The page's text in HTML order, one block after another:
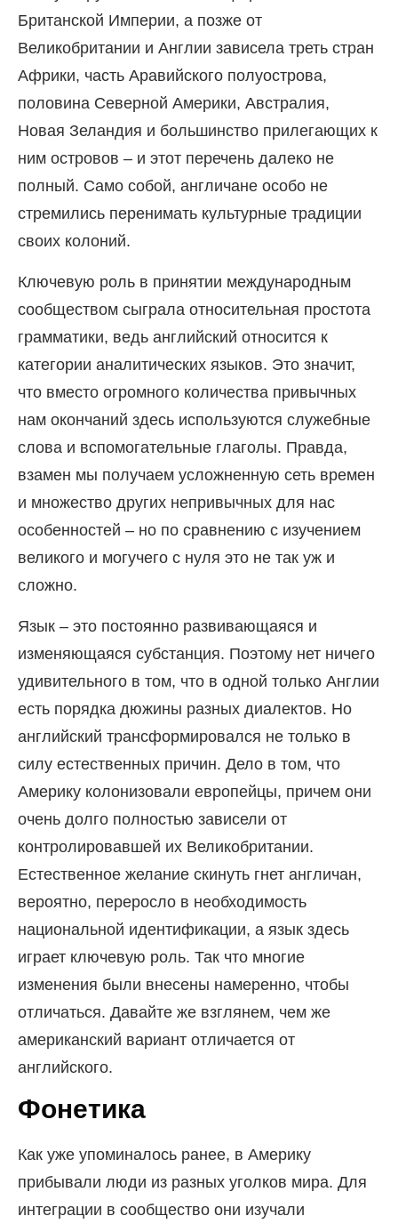
Британской Империи, а позже от
Великобритании и Англии зависела треть стран
Африки, часть Аравийского полуострова,
половина Северной Америки, Австралия,
Новая Зеландия и большинство прилегающих к
ним островов – и этот перечень далеко не
полный. Само собой, англичане особо не
стремились перенимать культурные традиции
своих колоний.
Ключевую роль в принятии международным
сообществом сыграла относительная простота
грамматики, ведь английский относится к
категории аналитических языков. Это значит,
что вместо огромного количества привычных
нам окончаний здесь используются служебные
слова и вспомогательные глаголы. Правда,
взамен мы получаем усложненную сеть времен
и множество других непривычных для нас
особенностей – но по сравнению с изучением
великого и могучего с нуля это не так уж и
сложно.
Язык – это постоянно развивающаяся и
изменяющаяся субстанция. Поэтому нет ничего
удивительного в том, что в одной только Англии
есть порядка дюжины разных диалектов. Но
английский трансформировался не только в
силу естественных причин. Дело в том, что
Америку колонизовали европейцы, причем они
очень долго полностью зависели от
контролировавшей их Великобритании.
Естественное желание скинуть гнет англичан,
вероятно, переросло в необходимость
национальной идентификации, а язык здесь
играет ключевую роль. Так что многие
изменения были внесены намеренно, чтобы
отличаться. Давайте же взглянем, чем же
американский вариант отличается от
английского.
Фонетика
Как уже упоминалось ранее, в Америку
прибывали люди из разных уголков мира. Для
интеграции в сообщество они изучали